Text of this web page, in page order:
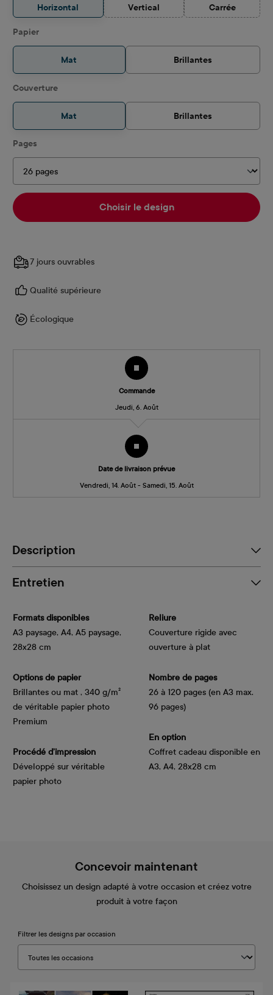
Horizontal Vertical(Cette option n'est pas disponible
Carrée(Cette option
Sélectionnez
Papier
Mat Brillantes
Sélectionnez
Couverture
Mat Brillantes
Sélectionnez
Pages
Choisir le design
7 jours ouvrables
Qualité supérieure
Écologique
Commande
Jeudi, 6. Août
Date de livraison prévue
Vendredi, 14. Août - Samedi, 15. Août
Description
Entretien
Formats disponibles
A3 paysage, A4, A5 paysage,
28x28 cm
Options de papier
Brillantes ou mat , 340 g/m²
de véritable papier photo
Premium
Procédé d’impression
Développé sur véritable
papier photo
Reliure
Couverture rigide avec
ouverture à plat
Nombre de pages
26 à 120 pages (en A3 max.
96 pages)
En option
Coffret cadeau disponible en
A3, A4, 28x28 cm
Concevoir maintenant
Choisissez un design adapté à votre occasion et créez votre
produit à votre façon
Filtrer les designs par occasion